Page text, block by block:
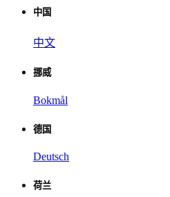
中国
中文
挪威
Bokmål
德国
Deutsch
荷兰